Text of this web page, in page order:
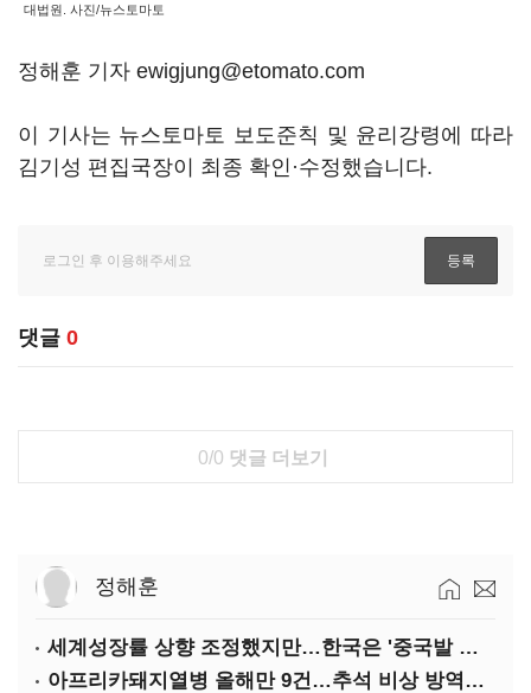
대법원. 사진/뉴스토마토
정해훈 기자 ewigjung@etomato.com
이 기사는 뉴스토마토 보도준칙 및 윤리강령에 따라
김기성 편집국장이 최종 확인·수정했습니다.
댓글 0
0/0 댓글 더보기
정해훈
세계성장률 상향 조정했지만…한국은 '중국발 살얼음판'
아프리카돼지열병 올해만 9건…추석 비상 방역에 '총력'